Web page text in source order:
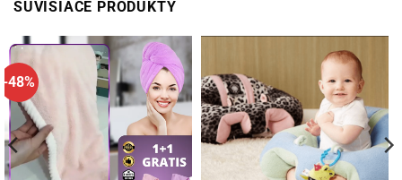
SÚVISIACE PRODUKTY
-48%